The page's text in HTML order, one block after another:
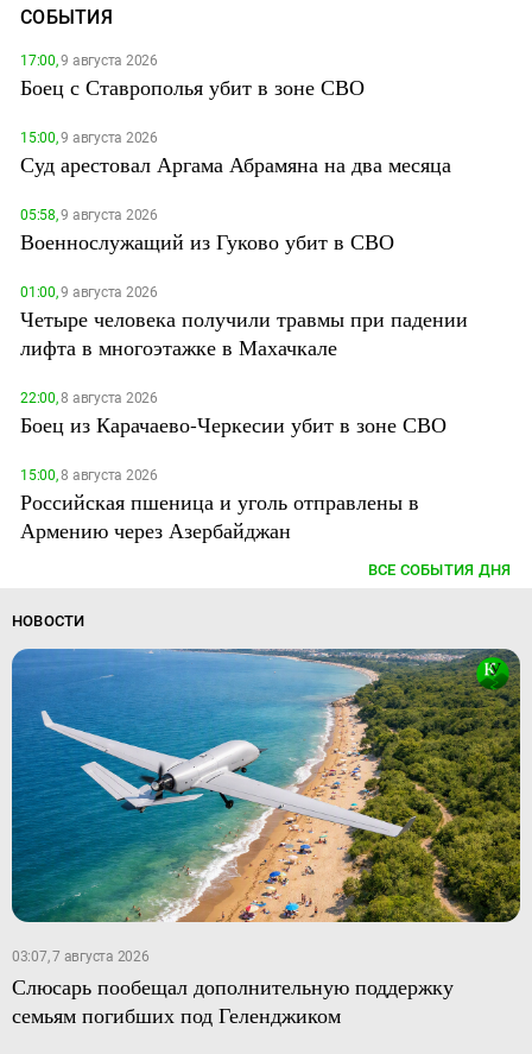
СОБЫТИЯ
17:00,9 августа 2026
Боец с Ставрополья убит в зоне СВО
15:00,9 августа 2026
Суд арестовал Аргама Абрамяна на два месяца
05:58,9 августа 2026
Военнослужащий из Гуково убит в СВО
01:00,9 августа 2026
Четыре человека получили травмы при падении
лифта в многоэтажке в Махачкале
22:00,8 августа 2026
Боец из Карачаево-Черкесии убит в зоне СВО
15:00,8 августа 2026
Российская пшеница и уголь отправлены в
Армению через Азербайджан
ВСЕ СОБЫТИЯ ДНЯ
НОВОСТИ
03:07, 7 августа 2026
Слюсарь пообещал дополнительную поддержку
семьям погибших под Геленджиком